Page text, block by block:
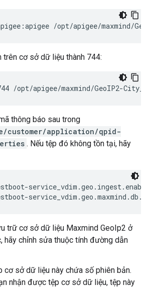
/opt/apigee/maxmind/
trên cơ sở dữ liệu thành 744:
/opt/apigee/maxmind/GeoIP2-
thông báo sau trong
customer/application/qpid-
. Nếu tệp đó không tồn tại, hãy
trữ cơ sở dữ liệu Maxmind GeoIp2 ở
hãy chỉnh sửa thuộc tính đường dẫn
cơ sở dữ liệu này chứa số phiên bản.
nhận được tệp cơ sở dữ liệu, tệp này